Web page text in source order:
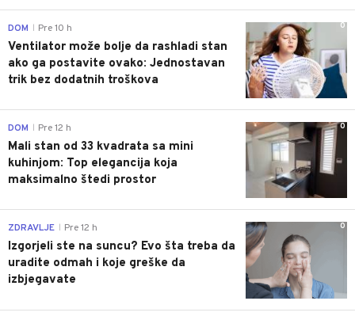
0
DOM Pre 10 h
Ventilator može bolje da rashladi stan
ako ga postavite ovako: Jednostavan
trik bez dodatnih troškova
0
DOM Pre 12 h
Mali stan od 33 kvadrata sa mini
kuhinjom: Top elegancija koja
maksimalno štedi prostor
0
ZDRAVLJE Pre 12 h
Izgorjeli ste na suncu? Evo šta treba da
uradite odmah i koje greške da
izbjegavate